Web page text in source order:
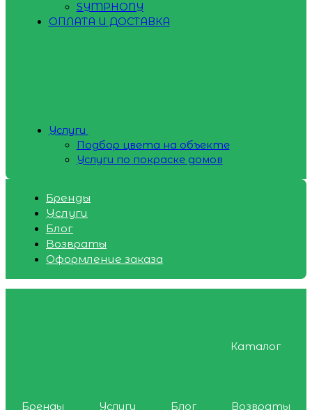
SYMPHONY
ОПЛАТА И ДОСТАВКА
Услуги
Подбор цвета на объекте
Услуги по покраске домов
Бренды
Услуги
Блог
Возвраты
Оформление заказа
Каталог
Бренды Услуги Блог
Возвраты